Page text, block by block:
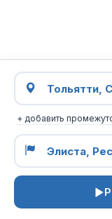
+ добавить